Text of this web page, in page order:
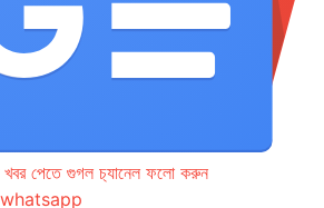
খবর পেতে গুগল চ‌্যানেল ফলো করুন